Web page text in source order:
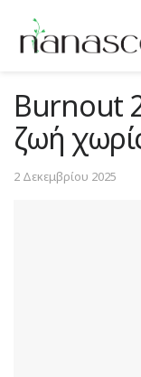
Burnout
ζωή
2 Δεκεμβρίου 2025